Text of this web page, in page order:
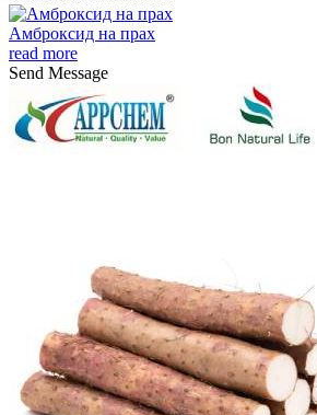
Амброксид на прах
read more
Send Message